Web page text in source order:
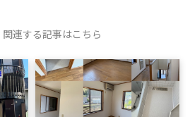
関連する記事はこちら